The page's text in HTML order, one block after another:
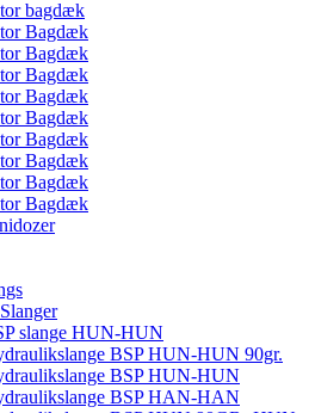
bagdæk
Bagdæk
Bagdæk
Bagdæk
Bagdæk
Bagdæk
Bagdæk
Bagdæk
Bagdæk
Bagdæk
slange HUN-HUN
BSP HUN-HUN 90gr.
BSP HUN-HUN
BSP HAN-HAN